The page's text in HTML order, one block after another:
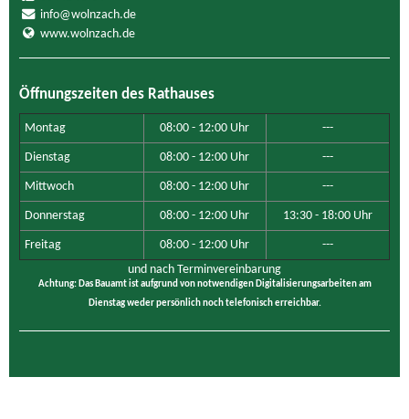
info@wolnzach.de
www.wolnzach.de
Öffnungszeiten des Rathauses
Montag 08:00 - 12:00 Uhr ---
Dienstag 08:00 - 12:00 Uhr ---
Mittwoch 08:00 - 12:00 Uhr ---
Donnerstag 08:00 - 12:00 Uhr 13:30 - 18:00 Uhr
Freitag 08:00 - 12:00 Uhr
---
und nach Terminvereinbarung
Achtung: Das Bauamt ist aufgrund von notwendigen Digitalisierungsarbeiten am
Dienstag weder persönlich noch telefonisch erreichbar.